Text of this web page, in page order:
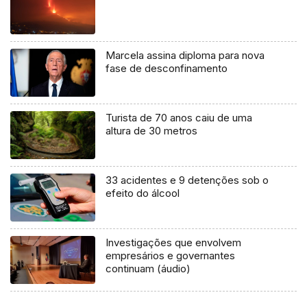
Marcela assina diploma para nova
fase de desconfinamento
Turista de 70 anos caiu de uma
altura de 30 metros
33 acidentes e 9 detenções sob o
efeito do álcool
Investigações que envolvem
empresários e governantes
continuam (áudio)